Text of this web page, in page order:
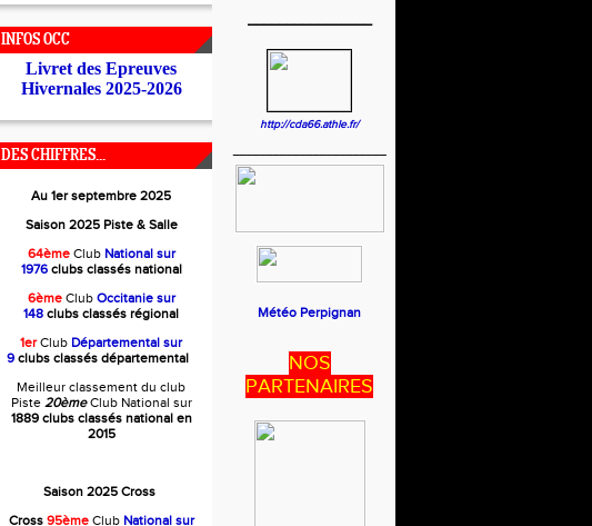
INFOS OCC
Livret des Epreuves
Hivernales 2025-2026
DES CHIFFRES...
Au 1er septembre 2025
Saison 2025 Piste & Salle
64èmeClub National sur
1976 clubs classés national
6èmeClub Occitanie sur
148 clubs classés régional
1er Club Départemental sur
9 clubs classés départemental
Meilleur classement du club
Piste 20èmeClub National sur
1889 clubs classés national en
2015
Saison 2025 Cross
Cross95èmeClub National sur
________________
http://cda66.athle.fr/
Météo Perpignan
NOS
PARTENAIRES